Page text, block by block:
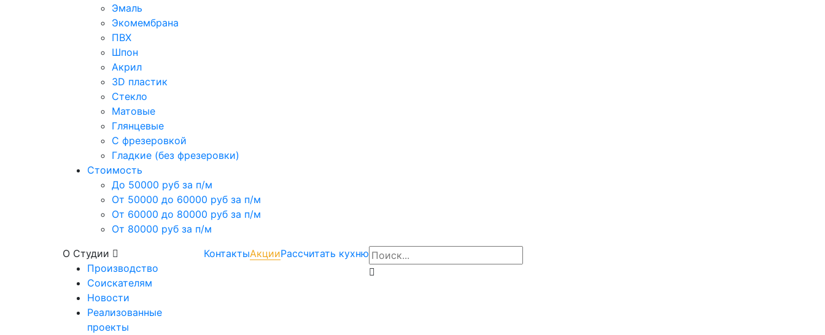
Эмаль
Экомембрана
ПВХ
Шпон
Акрил
3D пластик
Стекло
Матовые
Глянцевые
С фрезеровкой
Гладкие (без фрезеровки)
Стоимость
До 50000 руб за п/м
От 50000 до 60000 руб за п/м
От 60000 до 80000 руб за п/м
От 80000 руб за п/м
О Студии
Производство
Соискателям
Новости
Реализованные
проекты
КонтактыАкцииРассчитать кухню